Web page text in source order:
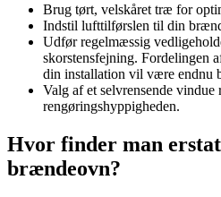
Brug tørt, velskåret træ for
Indstil lufttilførslen til din
Udfør regelmæssig
skorstensfejning. Fordelingen
din installation vil være endnu
Valg af et selvrensende vindue
rengøringshyppigheden.
Hvor finder man
brændeovn?